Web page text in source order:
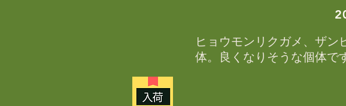
ヒョウモンリクガメ、ザン
体。良くなりそうな個体で